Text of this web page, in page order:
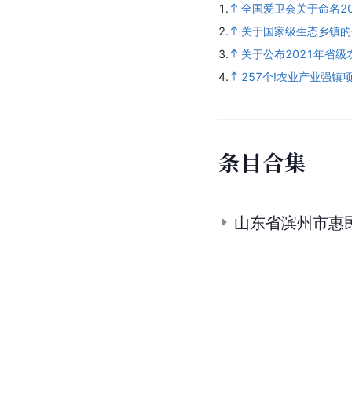
1.
全国爱卫会关于命名
2.
关于国家级生态乡镇
3.
关于公布2021年省级
4.
257个!农业产业强镇
条目合集
山东省滨州市惠